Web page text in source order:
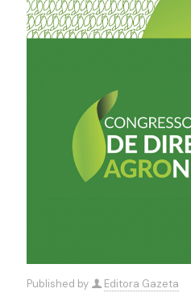
Published by
Editora Gazeta